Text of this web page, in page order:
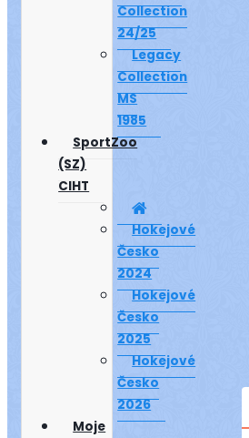
Collection
24/25
Legacy
Collection
MS
1985
SportZoo
(SZ)
CIHT
Hokejové
Česko
2024
Hokejové
Česko
2025
Hokejové
Česko
2026
Moje